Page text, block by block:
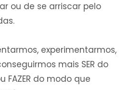
ou de se arriscar pelo
experimentarmos,
mais SER do
FAZER do modo que